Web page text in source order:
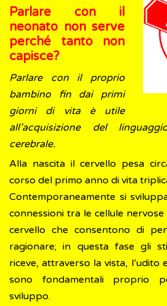
Parlare con il
neonato non serve
perché tanto non
capisce?
Parlare con il proprio
bambino fin dai primi
giorni di vita è utile
all’acquisizione del
cerebrale.
Alla nascita il cervello pesa
corso del primo anno di vita
Contemporaneamente si
connessioni tra le cellule
cervello che consentono di
ragionare; in questa fase gli
riceve, attraverso la vista, l’udito
sono fondamentali proprio
sviluppo.